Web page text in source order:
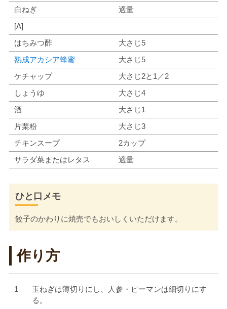
白ねぎ
適量
[A]
はちみつ酢
大さじ5
熟成アカシア蜂蜜
大さじ5
ケチャップ
大さじ2と1／2
しょうゆ
大さじ4
酒
大さじ1
片栗粉
大さじ3
チキンスープ
2カップ
サラダ菜またはレタス
適量
ひと口メモ
餃子のかわりに焼売でもおいしくいただけます。
作り方
玉ねぎは薄切りにし、人参・ピーマンは細切りにす
る。